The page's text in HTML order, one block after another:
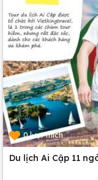
0 lượt thích
Du lịch Ai Cập 11